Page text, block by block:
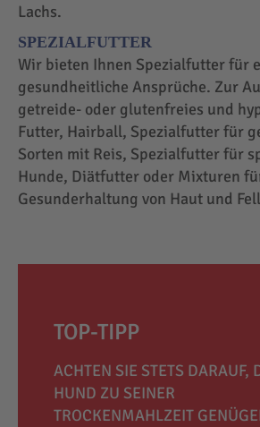
Lachs.
SPEZIALFUTTER
Wir bieten Ihnen Spezialfutter für
gesundheitliche Ansprüche. Zur
getreide- oder glutenfreies und
Futter, Hairball, Spezialfutter für
Sorten mit Reis, Spezialfutter für
Hunde, Diätfutter oder Mixturen
Gesunderhaltung von Haut und
TOP-TIPP
ACHTEN SIE STETS DARAUF,
HUND ZU SEINER
TROCKENMAHLZEIT